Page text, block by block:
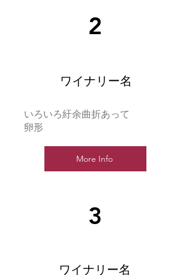
2
ワイナリー名
いろいろ紆余曲折あって
卵形
More Info
3
ワイナリー名